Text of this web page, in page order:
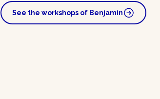
See the workshops of Benjamin